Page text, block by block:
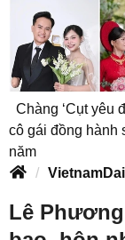
Chàng ‘Cụt yêu
cô gái đồng hành
năm
Lê